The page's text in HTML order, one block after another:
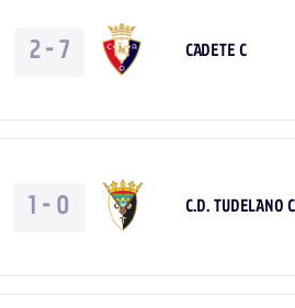
2-7 CADETE C
1 - 0 C.D. TUDELANO